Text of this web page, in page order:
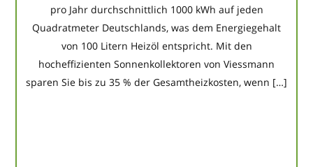
pro Jahr durchschnittlich 1000 kWh auf jeden
Quadratmeter Deutschlands, was dem Energiegehalt
von 100 Litern Heizöl entspricht. Mit den
hocheffizienten Sonnenkollektoren von Viessmann
sparen Sie bis zu 35 % der Gesamtheizkosten, wenn […]